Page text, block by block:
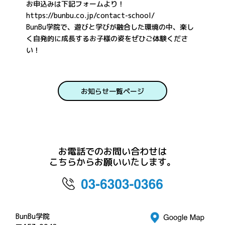
お申込みは下記フォームより！
https://bunbu.co.jp/contact-school/
BunBu学院で、遊びと学びが融合した環境の中、楽し
く自発的に成長するお子様の姿をぜひご体験くださ
い！
お知らせ一覧ページ
お電話でのお問い合わせは
こちらからお願いいたします。
BunBu学院